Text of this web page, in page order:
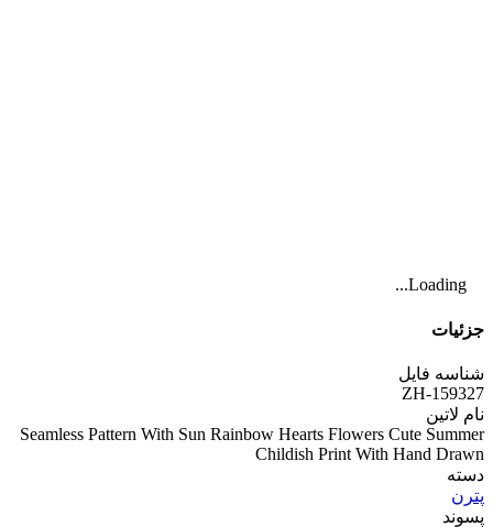
Loading...
جزئیات
شناسه فایل
ZH-159327
نام لاتین
Seamless Pattern With Sun Rainbow Hearts Flowers Cute Summer
Childish Print With Hand Drawn
دسته
پترن
پسوند